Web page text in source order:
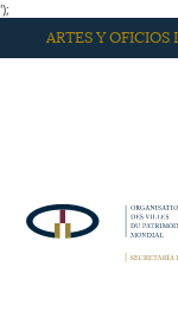
');
ARTES Y